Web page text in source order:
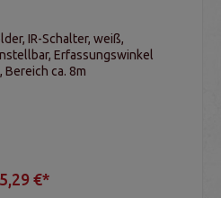
IR-Schalter, weiß,
Erfassungswinkel
Bereich ca. 8m
€*